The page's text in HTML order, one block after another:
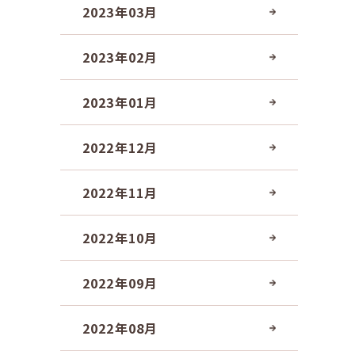
2023年03月
2023年02月
2023年01月
2022年12月
2022年11月
2022年10月
2022年09月
2022年08月